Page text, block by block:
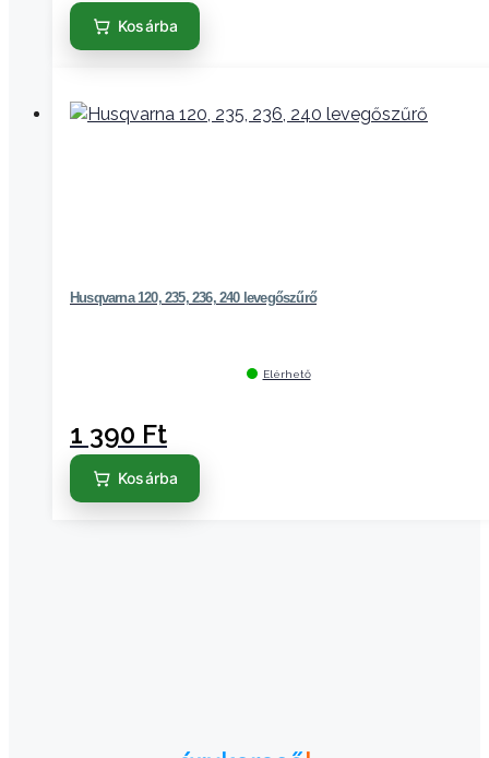
Kosárba
Husqvarna 120, 235, 236, 240 levegőszűrő
Elérhető
1 390 Ft
Kosárba